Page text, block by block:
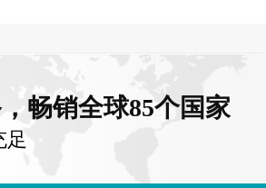
畅销全球85个国家
足